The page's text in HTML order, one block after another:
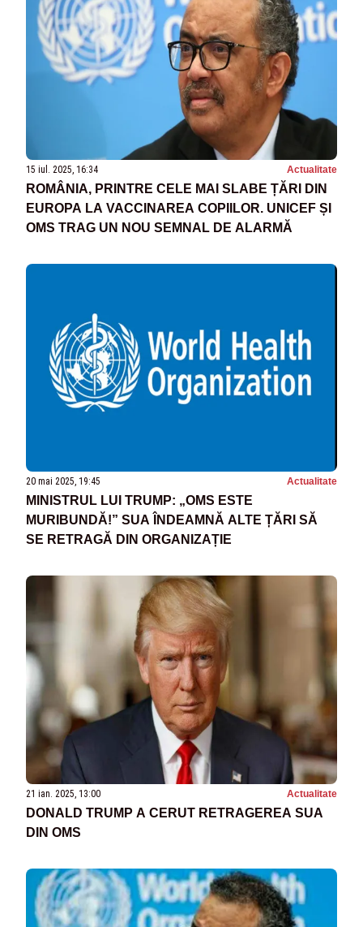
15 iul. 2025, 16:34 Actualitate
ROMÂNIA, PRINTRE CELE MAI SLABE ȚĂRI DIN
EUROPA LA VACCINAREA COPIILOR. UNICEF ȘI
OMS TRAG UN NOU SEMNAL DE ALARMĂ
20 mai 2025, 19:45 Actualitate
MINISTRUL LUI TRUMP: „OMS ESTE
MURIBUNDĂ!” SUA ÎNDEAMNĂ ALTE ȚĂRI SĂ
SE RETRAGĂ DIN ORGANIZAȚIE
21 ian. 2025, 13:00 Actualitate
DONALD TRUMP A CERUT RETRAGEREA SUA
DIN OMS